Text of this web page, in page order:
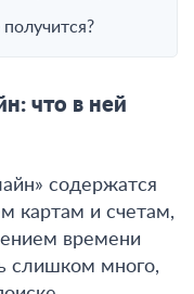
что в ней
содержатся
картам и счетам,
времени
слишком много,